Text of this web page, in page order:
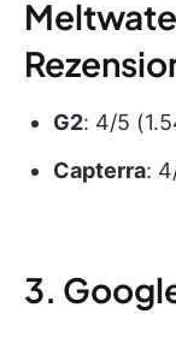
G2: 4/5
Capterra:
3.